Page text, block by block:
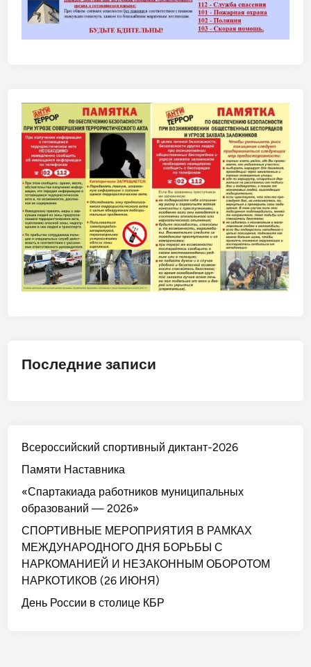
Последние записи
Всероссийский спортивный диктант-2026
Памяти Наставника
«Спартакиада работников муниципальных
образований — 2026»
СПОРТИВНЫЕ МЕРОПРИЯТИЯ В РАМКАХ
МЕЖДУНАРОДНОГО ДНЯ БОРЬБЫ С
НАРКОМАНИЕЙ И НЕЗАКОННЫМ ОБОРОТОМ
НАРКОТИКОВ (26 ИЮНЯ)
День России в столице КБР